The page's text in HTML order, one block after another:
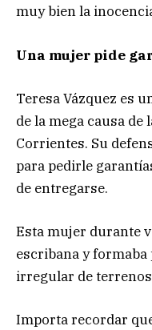
muy bien la
Una mujer pide
Teresa Vázquez es
de la mega causa
Corrientes. Su
para pedirle
de entregarse.
Esta mujer durante
escribana y formaba
irregular de
Importa recordar